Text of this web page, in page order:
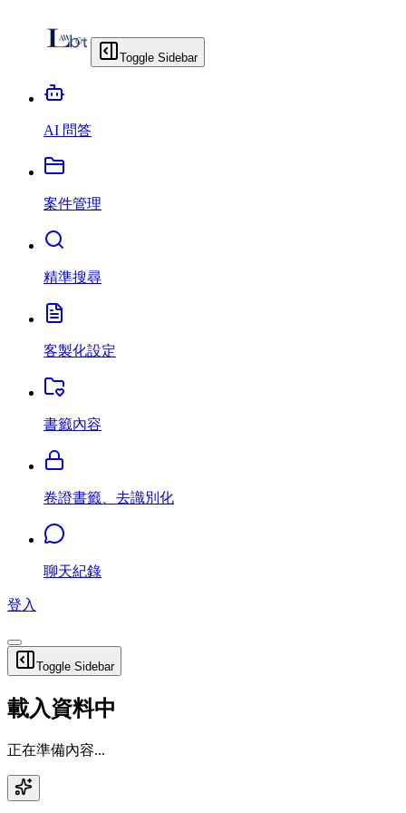
Toggle Sidebar
AI 問答
案件管理
精準搜尋
客製化設定
書籤內容
卷證書籤、去識別化
聊天紀錄
登入
Toggle Sidebar
載入資料中
正在準備內容...